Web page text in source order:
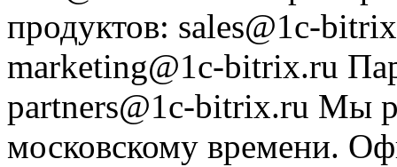
продуктов: sales@1c-
marketing@1c-bitrix.ru
partners@1c-bitrix.ru Мы
московскому времени.